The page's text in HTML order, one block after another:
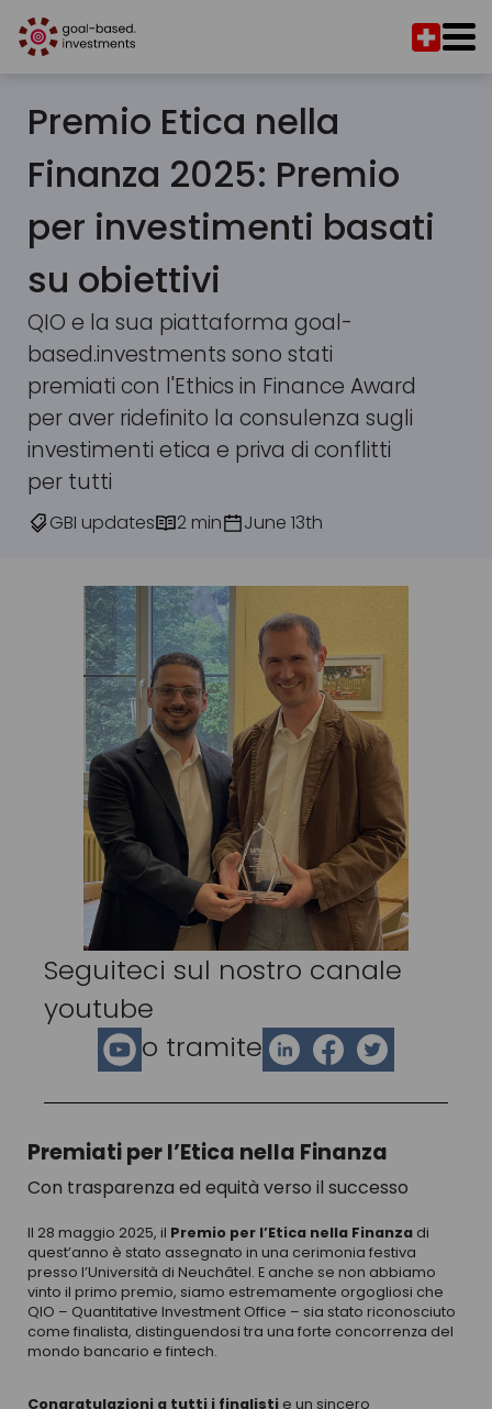
Premio Etica nella
Finanza 2025: Premio
per investimenti basati
su obiettivi
QIO e la sua piattaforma goal-
based.investments sono stati
premiati con l'Ethics in Finance Award
per aver ridefinito la consulenza sugli
investimenti etica e priva di conflitti
per tutti
GBI updates 2 min June 13th
Seguiteci sul nostro canale
youtube
o tramite
Premiati per l’Etica nella Finanza
Con trasparenza ed equità verso il successo
Il 28 maggio 2025, il Premio per l’Etica nella Finanza di
quest’anno è stato assegnato in una cerimonia festiva
presso l’Università di Neuchâtel. E anche se non abbiamo
vinto il primo premio, siamo estremamente orgogliosi che
QIO – Quantitative Investment Office – sia stato riconosciuto
come finalista, distinguendosi tra una forte concorrenza del
mondo bancario e fintech.
Congratulazioni a tutti i finalisti e un sincero